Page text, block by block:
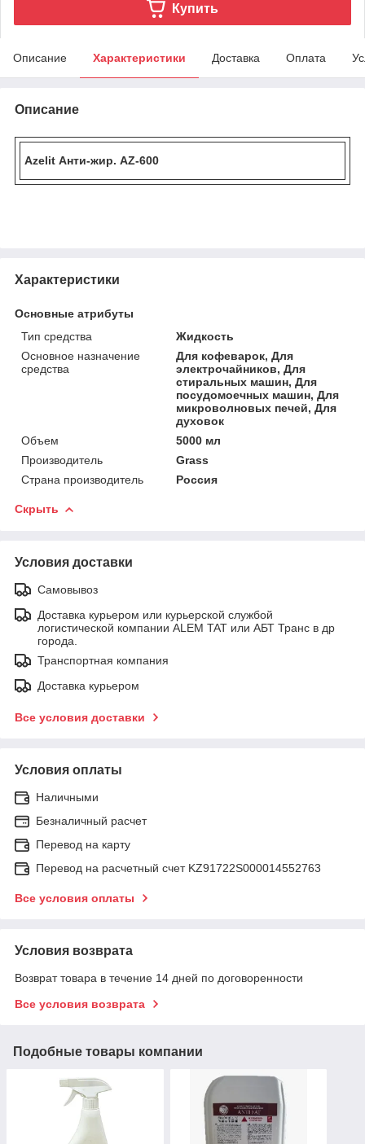
Купить
Описание Характеристики Доставка Оплата
Описание
Azelit Анти-жир. AZ-600
Характеристики
Основные атрибуты
Тип средства
Жидкость
Основное назначение
средства
Для кофеварок, Для
электрочайников, Для
стиральных машин, Для
посудомоечных машин, Для
микроволновых печей, Для
духовок
Объем
5000 мл
Производитель
Grass
Страна производитель
Россия
Скрыть
Условия доставки
Самовывоз
Доставка курьером или курьерской службой
логистической компании ALEM TAT или АБТ Транс в др
города.
Транспортная компания
Доставка курьером
Все условия доставки
Условия оплаты
Наличными
Безналичный расчет
Перевод на карту
Перевод на расчетный счет KZ91722S000014552763
Все условия оплаты
Условия возврата
Возврат товара в течение 14 дней по договоренности
Все условия возврата
Подобные товары компании